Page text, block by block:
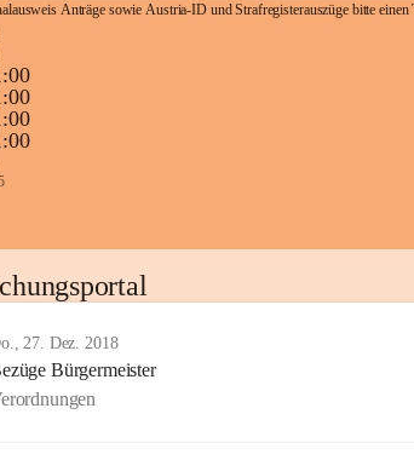
Anträge sowie Austria-ID und Strafregisterauszüge bitte einen
27. Dez. 2018
Bürgermeister